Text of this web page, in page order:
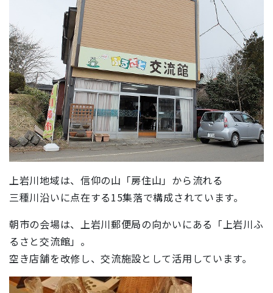
上岩川地域は、信仰の山「房住山」から流れる
三種川沿いに点在する15集落で構成されています。
朝市の会場は、上岩川郵便局の向かいにある「上岩川ふ
るさと交流館」。
空き店舗を改修し、交流施設として活用しています。